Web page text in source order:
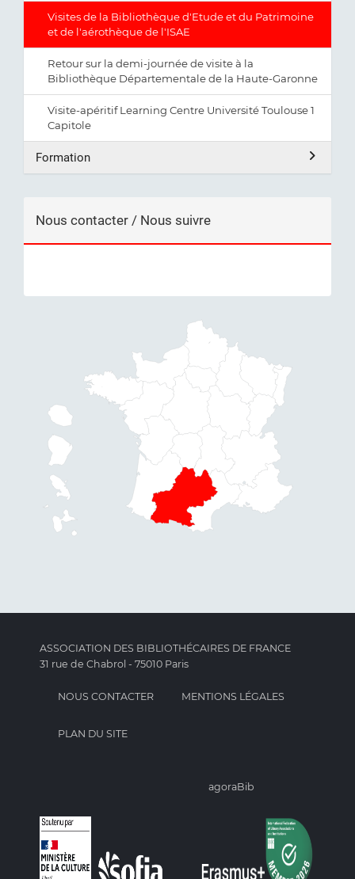
Visites de la Bibliothèque d'Etude et du Patrimoine
et de l'aérothèque de l'ISAE
Retour sur la demi-journée de visite à la
Bibliothèque Départementale de la Haute-Garonne
Visite-apéritif Learning Centre Université Toulouse 1
Capitole
Formation
Nous contacter / Nous suivre
ASSOCIATION DES BIBLIOTHÉCAIRES DE FRANCE
31 rue de Chabrol - 75010 Paris
NOUS CONTACTER MENTIONS LÉGALES
PLAN DU SITE
agoraBib